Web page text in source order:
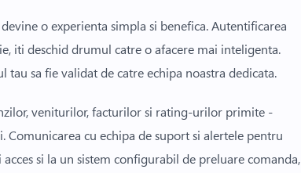
o experienta simpla si benefica. Autentificarea
iti deschid drumul catre o afacere mai inteligenta.
tau sa fie validat de catre echipa noastra dedicata.
veniturilor, facturilor si rating-urilor primite -
cu echipa de suport si alertele pentru
si la un sistem configurabil de preluare comanda,